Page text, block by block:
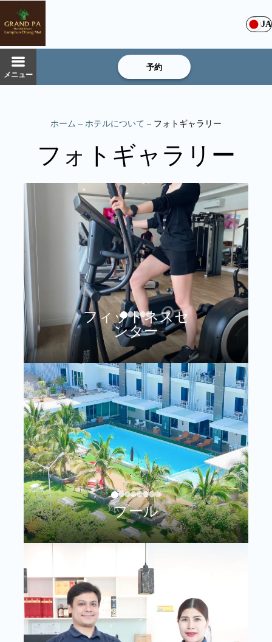
JA
メニュー
予約
ホーム – ホテルについて – フォトギャラリー
フォトギャラリー
フィットネスセ
ンター
プール